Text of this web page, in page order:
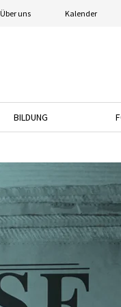
Über uns Kalender
BILDUNG